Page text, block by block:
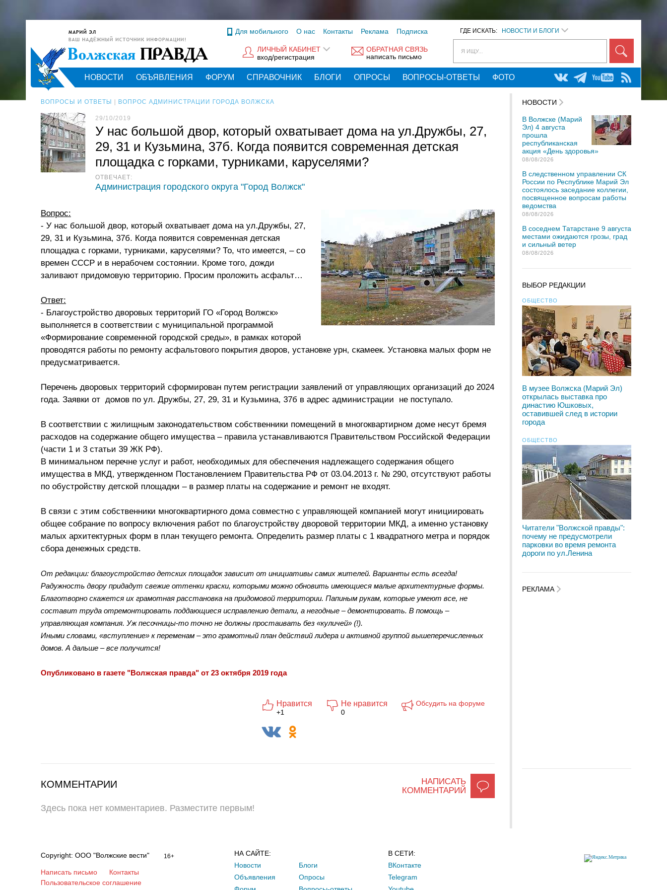
ГДЕ ИСКАТЬ: НОВОСТИ И БЛОГИ
Я ИЩУ...
Для мобильного О нас Контакты Реклама Подписка
ОБРАТНАЯ СВЯЗЬ
написать письмо
ЛИЧНЫЙ КАБИНЕТ
вход/регистрация
НОВОСТИ ОБЪЯВЛЕНИЯ ФОРУМ СПРАВОЧНИК БЛОГИ ОПРОСЫ ВОПРОСЫ-ОТВЕТЫ ФОТО
ВОПРОСЫ И ОТВЕТЫ ВОПРОС АДМИНИСТРАЦИИ ГОРОДА ВОЛЖСКА
29/10/2019
У нас большой двор, который охватывает дома на ул.Дружбы, 27,
29, 31 и Кузьмина, 37б. Когда появится современная детская
площадка с горками, турниками, каруселями?
ОТВЕЧАЕТ:
Администрация городского округа "Город Волжск"
Вопрос:
- У нас большой двор, который охватывает дома на ул.Дружбы, 27,
29, 31 и Кузьмина, 37б. Когда появится современная детская
площадка с горками, турниками, каруселями? То, что имеется, – со
времен СССР и в нерабочем состоянии. Кроме того, дожди
заливают придомовую территорию. Просим проложить асфальт…
Ответ:
- Благоустройство дворовых территорий ГО «Город Волжск»
выполняется в соответствии с муниципальной программой
«Формирование современной городской среды», в рамках которой
проводятся работы по ремонту асфальтового покрытия дворов, установке урн, скамеек. Установка малых форм не
предусматривается.
Перечень дворовых территорий сформирован путем регистрации заявлений от управляющих организаций до 2024
года. Заявки от домов по ул. Дружбы, 27, 29, 31 и Кузьмина, 37б в адрес администрации не поступало.
В соответствии с жилищным законодательством собственники помещений в многоквартирном доме несут бремя
расходов на содержание общего имущества – правила устанавливаются Правительством Российской Федерации
(части 1 и 3 статьи 39 ЖК РФ).
В минимальном перечне услуг и работ, необходимых для обеспечения надлежащего содержания общего
имущества в МКД, утвержденном Постановлением Правительства РФ от 03.04.2013 г. № 290, отсутствуют работы
по обустройству детской площадки – в размер платы на содержание и ремонт не входят.
В связи с этим собственники многоквартирного дома совместно с управляющей компанией могут инициировать
общее собрание по вопросу включения работ по благоустройству дворовой территории МКД, а именно установку
малых архитектурных форм в план текущего ремонта. Определить размер платы с 1 квадратного метра и порядок
сбора денежных средств.
От редакции: благоустройство детских площадок зависит от инициативы самих жителей. Варианты есть всегда!
Радужность двору придадут свежие оттенки краски, которыми можно обновить имеющиеся малые архитектурные формы.
Благотворно скажется их грамотная расстановка на придомовой территории. Папиным рукам, которые умеют все, не
составит труда отремонтировать поддающиеся исправлению детали, а негодные – демонтировать. В помощь –
управляющая компания. Уж песочницы-то точно не должны простаивать без «куличей» (!).
Иными словами, «вступление» к переменам – это грамотный план действий лидера и активной группой вышеперечисленных
домов. А дальше – все получится!
Опубликовано в газете "Волжская правда" от 23 октября 2019 года
Нравится
+1
Не нравится
0
Обсудить на форуме
НАПИСАТЬ
КОММЕНТАРИЙ
КОММЕНТАРИИ
Здесь пока нет комментариев. Разместите первым!
НОВОСТИ
В Волжске (Марий
Эл) 4 августа
прошла
республиканская
акция «День здоровья»
08/08/2026
В следственном управлении СК
России по Республике Марий Эл
состоялось заседание коллегии,
посвященное вопросам работы
ведомства
08/08/2026
В соседнем Татарстане 9 августа
местами ожидаются грозы, град
и сильный ветер
08/08/2026
ВЫБОР РЕДАКЦИИ
ОБЩЕСТВО
В музее Волжска (Марий Эл)
открылась выставка про
династию Юшковых,
оставившей след в истории
города
ОБЩЕСТВО
Читатели "Волжской правды":
почему не предусмотрели
парковки во время ремонта
дороги по ул.Ленина
РЕКЛАМА
Copyright: ООО "Волжские вести" 16+
Написать письмо
Контакты
Пользовательское соглашение
НА САЙТЕ:
Новости
Объявления
Блоги
Опросы
В СЕТИ:
ВКонтакте
Telegram